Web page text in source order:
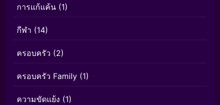
การแก้แค้น (1)
กีฬา (14)
ครอบครัว (2)
ครอบครัว Family (1)
ความขัดแย้ง (1)